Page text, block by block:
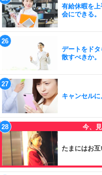
有給休暇を
会にできる。
デートをド
散すべきか。
キャンセルに
たまにはお互